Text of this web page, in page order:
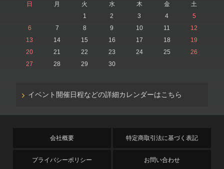
日 月 火 水 木 金
土
1
2 3 4
5
6
7 8 9 10 11
12
13
14 15 16 17 18
19
20
21 22 23 24 25
26
27
28 29 30
イベント開催日程などの詳細カレンダーはこちら
会社概要 特定商取引法に基づく表記
プライバシーポリシー お問い合わせ